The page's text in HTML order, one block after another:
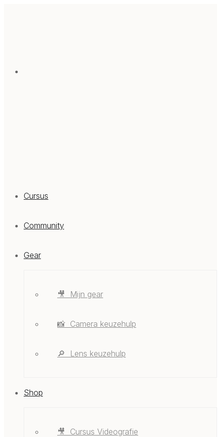
Cursus
Community
Gear
🎥 ‎ ‎Mijn gear
📸 ‎ ‎Camera keuzehulp
🔎 ‎ ‎Lens keuzehulp
Shop
🎥 ‎ ‎Cursus Videografie